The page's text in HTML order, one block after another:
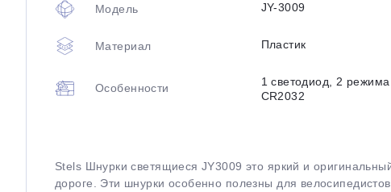
Модель JY-3009
Материал Пластик
Особенности
1 светодиод, 2
CR2032
Stels Шнурки светящиеся JY3009 это яркий и
дороге. Эти шнурки особенно полезны для